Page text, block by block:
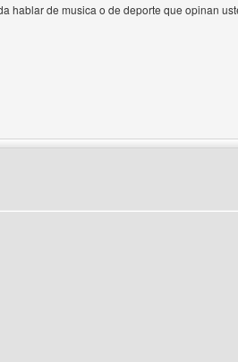
hablar de musica o de deporte que opinan